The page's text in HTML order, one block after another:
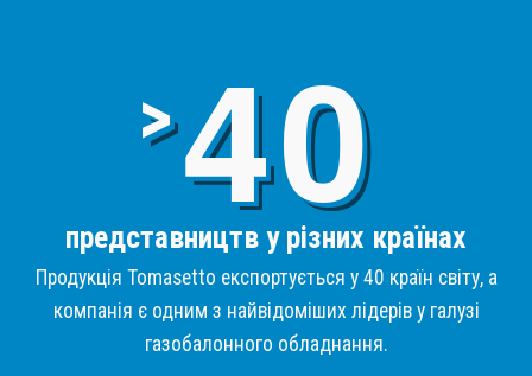
>4
представництв у різних країнах
Продукція Tomasetto експортується у 40 країн світу, а
компанія є одним з найвідоміших лідерів у галузі
газобалонного обладнання.